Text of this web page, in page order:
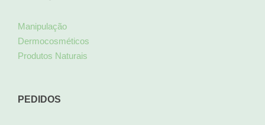
Manipulação
Dermocosméticos
Produtos Naturais
PEDIDOS